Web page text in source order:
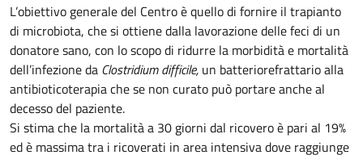
L’obiettivo generale del Centro è quello di fornire il trapianto
di microbiota, che si ottiene dalla lavorazione delle feci di un
donatore sano, con lo scopo di ridurre la morbidità e mortalità
dell’infezione da Clostridium difficile, un batteriorefrattario alla
antibioticoterapia che se non curato può portare anche al
decesso del paziente.
Si stima che la mortalità a 30 giorni dal ricovero è pari al 19%
ed è massima tra i ricoverati in area intensiva dove raggiunge